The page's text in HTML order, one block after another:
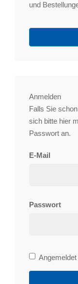
und
Anmelden
Falls Sie
sich bitte hier
Passwort an.
E-Mail
Passwort
Bleibe
angemeldet
Angemeldet